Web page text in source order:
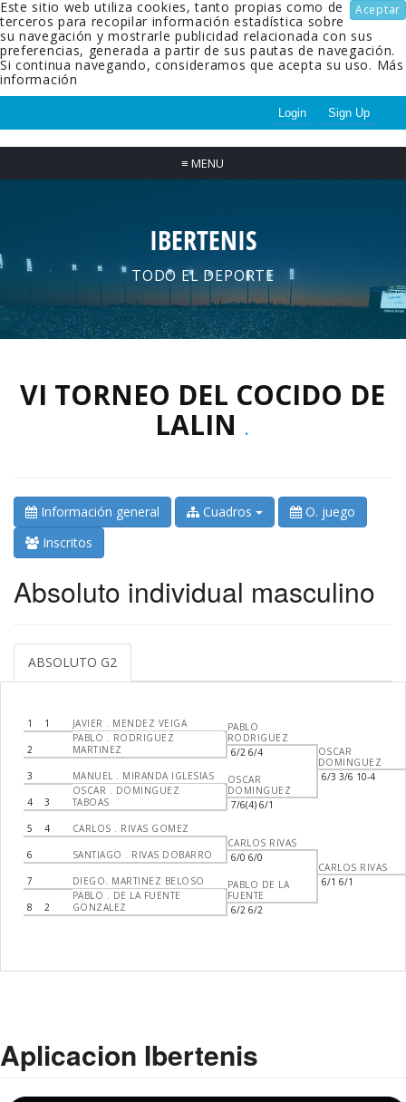
Aceptar
Este sitio web utiliza cookies, tanto propias como de
terceros para recopilar información estadística sobre
su navegación y mostrarle publicidad relacionada con sus
preferencias, generada a partir de sus pautas de navegación.
Si continua navegando, consideramos que acepta su uso. Más
información
Login Sign Up
≡ MENU
IBERTENIS
TODO EL DEPORTE
VI TORNEO DEL COCIDO DE
LALIN .
Información general Cuadros
O. juego
Inscritos
Absoluto individual masculino
ABSOLUTO G2
1 1 JAVIER . MENDEZ VEIGA
2
PABLO . RODRIGUEZ
MARTINEZ
3 MANUEL . MIRANDA IGLESIAS
4 3
OSCAR . DOMINGUEZ
TABOAS
5 4 CARLOS . RIVAS GOMEZ
6 SANTIAGO . RIVAS DOBARRO
7 DIEGO. MARTINEZ BELOSO
8 2
PABLO . DE LA FUENTE
GONZALEZ
PABLO
RODRIGUEZ
6/2 6/4
OSCAR
DOMINGUEZ
7/6(4) 6/1
CARLOS RIVAS
6/0 6/0
PABLO DE LA
FUENTE
6/2 6/2
OSCAR
DOMINGUEZ
6/3 3/6 10-4
CARLOS RIVAS
6/1 6/1
Aplicacion Ibertenis